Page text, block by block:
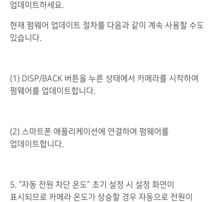
업데이트하세요.
현재 펌웨어 업데이트 절차를 다음과 같이 계속 사용할 수도
있습니다.
(1) DISP/BACK 버튼을 누른 상태에서 카메라를 시작하여
펌웨어를 업데이트합니다.
(2) 스마트폰 애플리케이션에 연결하여 펌웨어를
업데이트합니다.
5. “자동 전원 차단 온도” 초기 설정 시 설정 화면이
표시되므로 카메라 온도가 상승할 경우 자동으로 전원이